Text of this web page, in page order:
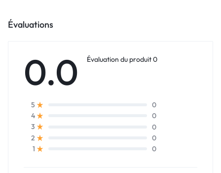
Évaluations
0.0 Évaluation du produit 0
5
0
4
0
3
0
2
0
1
0